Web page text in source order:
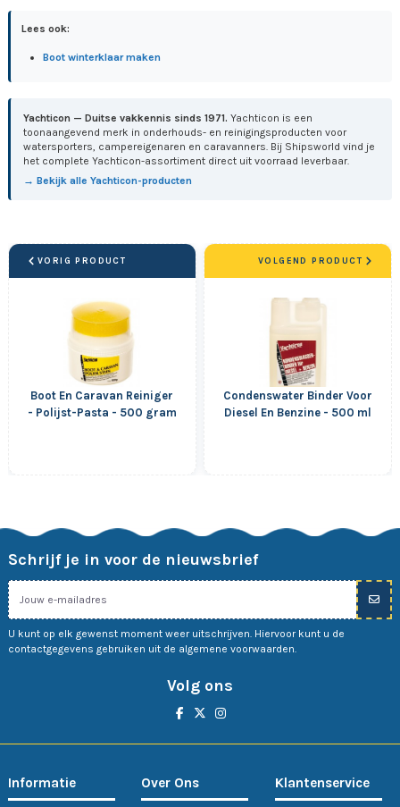
Lees ook:
Boot winterklaar maken
Yachticon — Duitse vakkennis sinds 1971. Yachticon is een
toonaangevend merk in onderhouds- en reinigingsproducten voor
watersporters, campereigenaren en caravanners. Bij Shipsworld vind je
het complete Yachticon-assortiment direct uit voorraad leverbaar.
→ Bekijk alle Yachticon-producten
VORIG PRODUCT
Boot En Caravan Reiniger
- Polijst-Pasta - 500 gram
Condenswater Binder Voor
Diesel En Benzine - 500 ml
VOLGEND PRODUCT
Schrijf je in voor de nieuwsbrief
U kunt op elk gewenst moment weer uitschrijven. Hiervoor kunt u de
contactgegevens gebruiken uit de algemene voorwaarden.
Volg ons
Informatie Over Ons Klantenservice